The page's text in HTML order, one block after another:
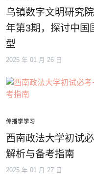
乌镇数字文明研究
年第3期，探讨中国
型
2025 年 01 月 26 日
传播学学习
西南政法大学初试
解析与备考指南
2025 年 01 月 27 日